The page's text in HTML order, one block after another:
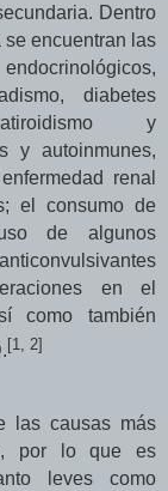
Dentro
encuentran las
diabetes
y
y autoinmunes,
renal
el consumo de
de algunos
en el
como también
[1, 2]
las causas más
por lo que es
leves como